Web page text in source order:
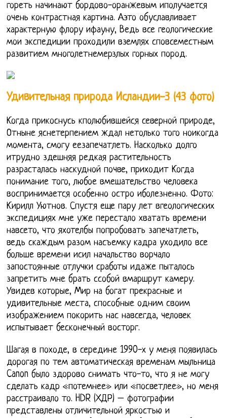
гореть начинают бордово-оранжевым иполучается
очень контрастная картина. Аэто обуславливает
характерную флору ифауну, Ведь все геологические
мои экспедиции проходили вземлях сповсеместным
развитием многолетнемерзлых горных пород.
Удивительная природа Исландии-3 (43 фото)
Когда прикоснусь кполюбившейся северной природе,
Отныне яснетерпением ждал нетолько того ноикогда
момента, смогу еезапечатлеть. Насколько долго
итрудно здешняя редкая растительность
разрасталась наскудной почве, приходит Когда
понимание того, любое вмешательство человека
воспринимается особенно остро иболезненно. Фото:
Кирилл Уютнов. Спустя еще пару лет вгеологических
экспедициях мне уже перестало хватать времени
навсето, что яхотелбы попробовать запечатлеть,
ведь скаждым разом насъемку кадра уходило все
больше времени исил начальство ворчало
запостоянные отлучки сработы идаже пыталось
запретить мне брать ссобой вмаршрут камеру.
Увидев которые, Мир на богат прекрасные и
удивительные места, способные одним своим
изображением покорить нас навсегда, человек
испытывает бесконечный восторг.
Шагая в походе, в середине 1990-х у меня появилась
дорогая по тем автоматическая временам мыльница
Canon было здорово снимать что-то, что я не могу
сделать кадр «потемнее» или «посветлее», но меня
расстраивало то. HDR (ХДР) – фотографии
представлены отличительной яркостью и